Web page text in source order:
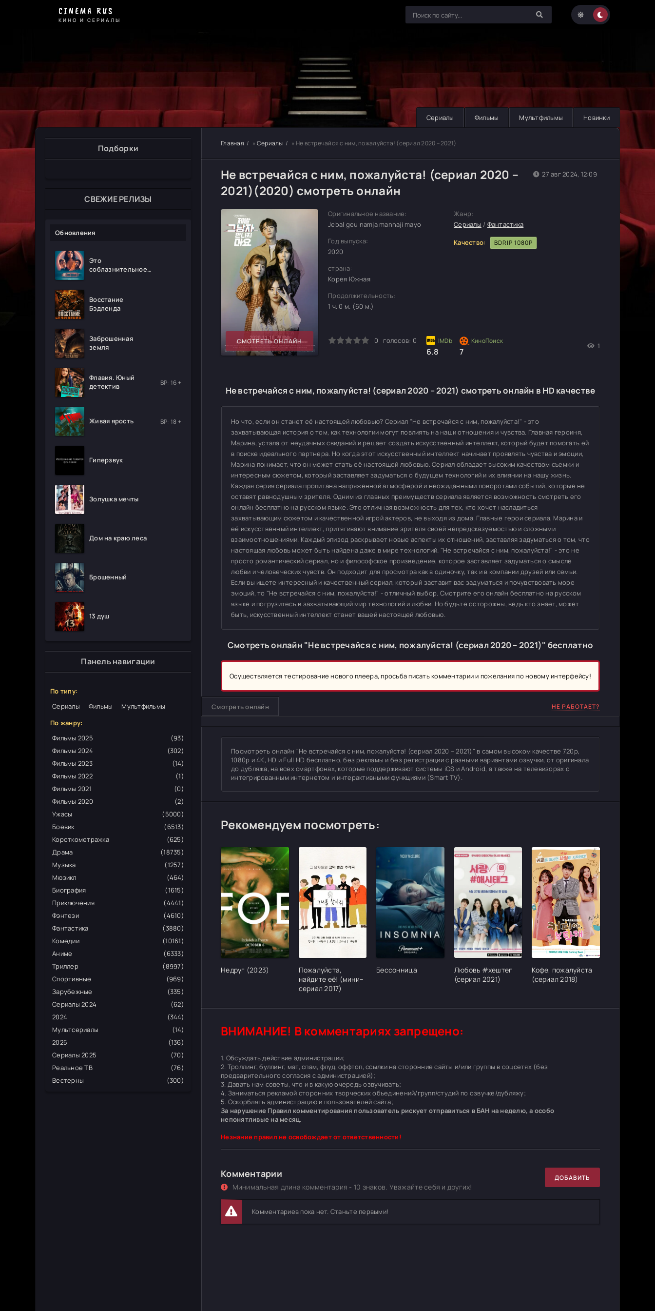
CINEMA RUS
КИНО И СЕРИАЛЫ
Сериалы Фильмы Мультфильмы Новинки
Подборки
СВЕЖИЕ РЕЛИЗЫ
Обновления
Это
соблазнительное
Восстание
Бэдленда
Заброшенная
земля
Флавия. Юный
детектив
ВР: 16 +
Живая ярость ВР: 18 +
Гиперзвук
Золушка мечты
Дом на краю леса
Брошенный
13 душ
Панель навигации
По типу:
Сериалы
Фильмы
Мультфильмы
По жанру:
Фильмы 2025
(93)
Фильмы 2024
(302)
Фильмы 2023
(14)
Фильмы 2022
(1)
Фильмы 2021
(0)
Фильмы 2020
(2)
Ужасы
(5000)
Боевик
(6513)
Короткометражка
(625)
Драма
(18735)
Музыка
(1257)
Мюзикл
(464)
Биография
(1615)
Приключения
(4441)
Фэнтези
(4610)
Фантастика
(3880)
Комедии
(10161)
Аниме
(6333)
Триллер
(8997)
Спортивные
(969)
Зарубежные
(335)
Сериалы 2024
(62)
2024
(344)
Мультсериалы
(14)
2025
(136)
Сериалы 2025
(70)
Реальное ТВ
(76)
Вестерны
(300)
Главная » Сериалы » Не встречайся с ним, пожалуйста! (сериал 2020 – 2021)
Не встречайся с ним, пожалуйста! (сериал 2020 –
2021)(2020) смотреть онлайн
СМОТРЕТЬ ОНЛАЙН
Оригинальное название:
Jebal geu namja mannaji mayo
Год выпуска:
2020
страна:
Корея Южная
Продолжительность:
1 ч. 0 м. (60 м.)
1 2 3 4 0 голосов: 0
6.8 7
1
27 авг 2024, 12:09
Жанр:
Сериалы / Фантастика
Качество: BDRIP 1080P
Не встречайся с ним, пожалуйста! (сериал 2020 – 2021) смотреть онлайн в HD качестве
Но что, если он станет её настоящей любовью? Сериал "Не встречайся с ним, пожалуйста!" - это
захватывающая история о том, как технологии могут повлиять на наши отношения и чувства. Главная героиня,
Марина, устала от неудачных свиданий и решает создать искусственный интеллект, который будет помогать ей
в поиске идеального партнера. Но когда этот искусственный интеллект начинает проявлять чувства и эмоции,
Марина понимает, что он может стать её настоящей любовью. Сериал обладает высоким качеством съемки и
интересным сюжетом, который заставляет задуматься о будущем технологий и их влиянии на нашу жизнь.
Каждая серия сериала пропитана напряженной атмосферой и неожиданными поворотами событий, которые не
оставят равнодушным зрителя. Одним из главных преимуществ сериала является возможность смотреть его
онлайн бесплатно на русском языке. Это отличная возможность для тех, кто хочет насладиться
захватывающим сюжетом и качественной игрой актеров, не выходя из дома. Главные герои сериала, Марина и
её искусственный интеллект, притягивают внимание зрителя своей непредсказуемостью и сложными
взаимоотношениями. Каждый эпизод раскрывает новые аспекты их отношений, заставляя задуматься о том, что
настоящая любовь может быть найдена даже в мире технологий. "Не встречайся с ним, пожалуйста!" - это не
просто романтический сериал, но и философское произведение, которое заставляет задуматься о смысле
любви и человеческих чувств. Он подходит для просмотра как в одиночку, так и в компании друзей или семьи.
Если вы ищете интересный и качественный сериал, который заставит вас задуматься и почувствовать море
эмоций, то "Не встречайся с ним, пожалуйста!" - отличный выбор. Смотрите его онлайн бесплатно на русском
языке и погрузитесь в захватывающий мир технологий и любви. Но будьте осторожны, ведь кто знает, может
быть, искусственный интеллект станет вашей настоящей любовью.
Смотреть онлайн "Не встречайся с ним, пожалуйста! (сериал 2020 – 2021)" бесплатно
Осуществляется тестирование нового плеера, просьба писать комментарии и пожелания по новому интерфейсу!
Смотреть онлайн НЕ РАБОТАЕТ?
Посмотреть онлайн "Не встречайся с ним, пожалуйста! (сериал 2020 – 2021)" в самом высоком качестве 720p,
1080p и 4K, HD и Full HD бесплатно, без рекламы и без регистрации с разными вариантами озвучки, от оригинала
до дубляжа, на всех смартфонах, которые поддерживают системы iOS и Android, а также на телевизорах с
интегрированным интернетом и интерактивными функциями (Smart TV).
Рекомендуем посмотреть:
[/xfgiven_cvh_poster_urlcvh_poster_url]
Недруг (2023)
[/xfgiven_cvh_poster_urlcvh_poster_url]
Пожалуйста,
найдите её! (мини–
сериал 2017)
[/xfgiven_cvh_poster_urlcvh_poster_url]
Бессонница
[/xfgiven_cvh_poster_urlcvh_poster_url]
Любовь #хештег
(сериал 2021)
[/
Кофе, пожалуйста
(сериал 2018)
ВНИМАНИЕ! В комментариях запрещено:
1. Обсуждать действие администрации;
2. Троллинг, буллинг, мат, спам, флуд, оффтоп, ссылки на сторонние сайты и/или группы в соцсетях (без
предварительного согласия с администрацией);
3. Давать нам советы, что и в какую очередь озвучивать;
4. Заниматься рекламой сторонних творческих объединений/групп/студий по озвучке/дубляжу;
5. Оскорблять администрацию и пользователей сайта;
За нарушение Правил комментирования пользователь рискует отправиться в БАН на неделю, а особо
непонятливые на месяц.
Незнание правил не освобождает от ответственности!
Комментарии
Минимальная длина комментария - 10 знаков. Уважайте себя и других!
ДОБАВИТЬ
Комментариев пока нет. Станьте первыми!